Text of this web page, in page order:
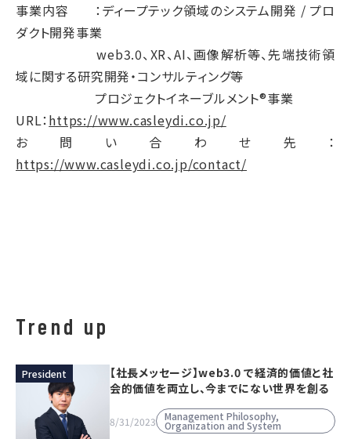
事業内容 ：ディープテック領域のシステム開発 / プロ
ダクト開発事業
web3.0、XR、AI、画像解析等、先端技術領
域に関する研究開発・コンサルティング等
プロジェクトイネーブルメント®事業
URL：https://www.casleydi.co.jp/
お問い合わせ先：
https://www.casleydi.co.jp/contact/
Trend up
President
【社長メッセージ】web3.0 で経済的価値と社
会的価値を両立し、今までにない世界を創る
8/31/2023 Management Philosophy,
Organization and System